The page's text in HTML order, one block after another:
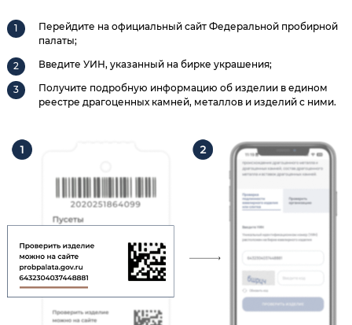
Перейдите на официальный сайт Федеральной пробирной
палаты;
Введите УИН, указанный на бирке украшения;
Получите подробную информацию об изделии в едином
реестре драгоценных камней, металлов и изделий с ними.